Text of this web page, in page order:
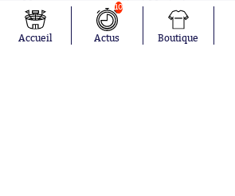
Niakhaté
Nicolás
Tagliafico
RC Strasbourg
France
Accueil
10
Actus Boutique